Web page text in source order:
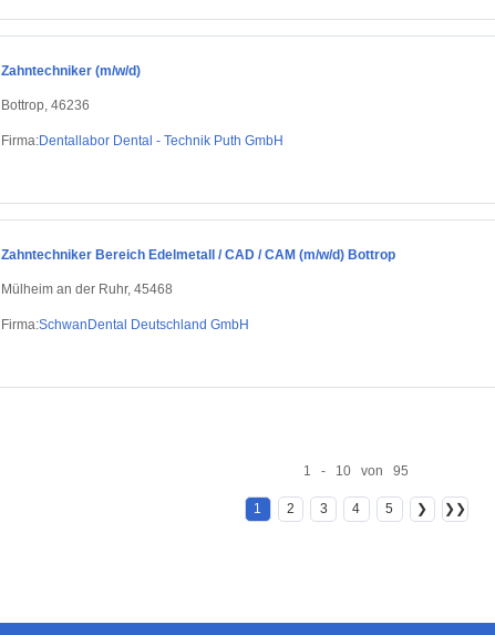
Zahntechniker (m/w/d)
Bottrop, 46236
Firma:Dentallabor Dental - Technik Puth GmbH
Zahntechniker Bereich Edelmetall / CAD / CAM (m/w/d) Bottrop
Mülheim an der Ruhr, 45468
Firma:SchwanDental Deutschland GmbH
1 - 10 von 95
1 2 3 4 5 ❯ ❯❯